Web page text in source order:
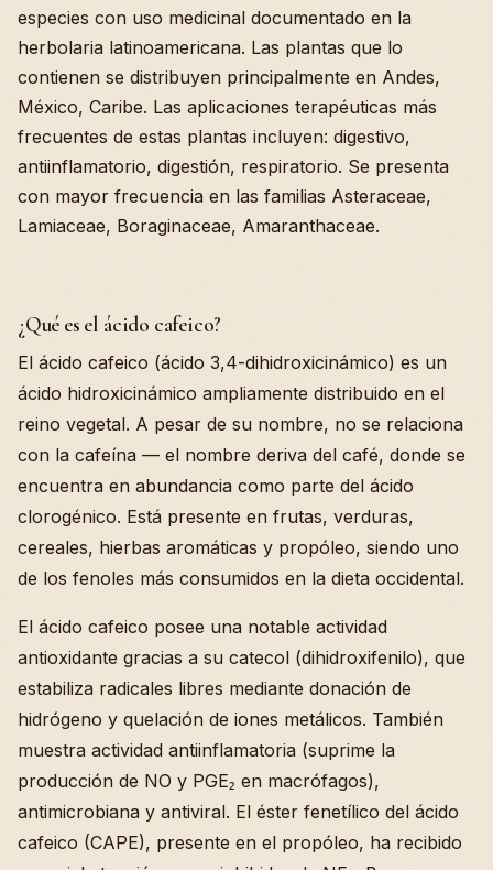
especies con uso medicinal documentado en la
herbolaria latinoamericana. Las plantas que lo
contienen se distribuyen principalmente en Andes,
México, Caribe. Las aplicaciones terapéuticas más
frecuentes de estas plantas incluyen: digestivo,
antiinflamatorio, digestión, respiratorio. Se presenta
con mayor frecuencia en las familias Asteraceae,
Lamiaceae, Boraginaceae, Amaranthaceae.
¿Qué es el ácido cafeico?
El ácido cafeico (ácido 3,4-dihidroxicinámico) es un
ácido hidroxicinámico ampliamente distribuido en el
reino vegetal. A pesar de su nombre, no se relaciona
con la cafeína — el nombre deriva del café, donde se
encuentra en abundancia como parte del ácido
clorogénico. Está presente en frutas, verduras,
cereales, hierbas aromáticas y propóleo, siendo uno
de los fenoles más consumidos en la dieta occidental.
El ácido cafeico posee una notable actividad
antioxidante gracias a su catecol (dihidroxifenilo), que
estabiliza radicales libres mediante donación de
hidrógeno y quelación de iones metálicos. También
muestra actividad antiinflamatoria (suprime la
producción de NO y PGE₂ en macrófagos),
antimicrobiana y antiviral. El éster fenetílico del ácido
cafeico (CAPE), presente en el propóleo, ha recibido